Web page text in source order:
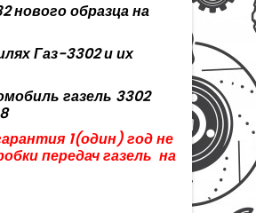
нового образца на
Газ-3302 и их
газель 3302
1(один) год не
передач газель на